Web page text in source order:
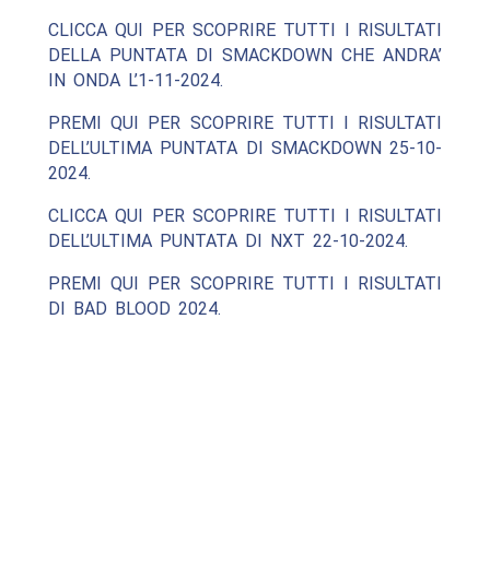
CLICCA QUI PER SCOPRIRE TUTTI I RISULTATI
DELLA PUNTATA DI SMACKDOWN CHE ANDRA’
IN ONDA L’1-11-2024.
PREMI QUI PER SCOPRIRE TUTTI I RISULTATI
DELL’ULTIMA PUNTATA DI SMACKDOWN 25-10-
2024.
CLICCA QUI PER SCOPRIRE TUTTI I RISULTATI
DELL’ULTIMA PUNTATA DI NXT 22-10-2024.
PREMI QUI PER SCOPRIRE TUTTI I RISULTATI
DI BAD BLOOD 2024.